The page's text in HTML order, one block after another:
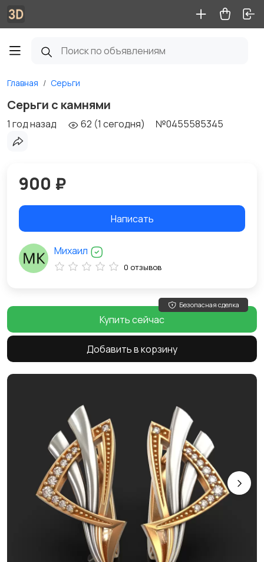
Главная Серьги
Серьги с камнями
1 год назад 62 (1 сегодня) №0455585345
900 ₽
Написать
Михаил
0 отзывов
Безопасная сделка
Купить сейчас
Добавить в корзину